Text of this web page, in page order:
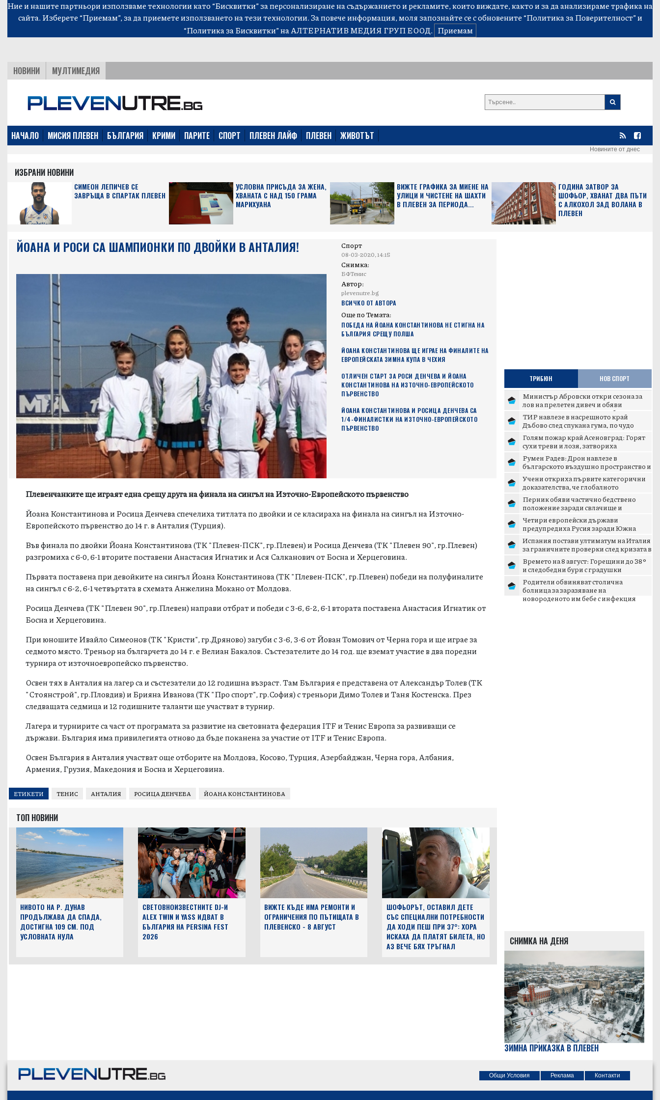
Ние и нашите партньори използваме технологии като “Бисквитки” за персонализиране на съдържанието и рекламите, които виждате, както и за да анализираме трафика на
сайта. Изберете “Приемам”, за да приемете използването на тези технологии. За повече информация, моля запознайте се с обновените“Политика за Поверителност”и
“Политика за Бисквитки”на АЛТЕРНАТИВ МЕДИЯ ГРУП ЕООД. Приемам
НОВИНИ МУЛТИМЕДИЯ
НАЧАЛО МИСИЯ ПЛЕВЕН БЪЛГАРИЯ КРИМИ ПАРИТЕ СПОРТ ПЛЕВЕН ЛАЙФ ПЛЕВЕН ЖИВОТЪТ
Новините от днес
ИЗБРАНИ НОВИНИ
СИМЕОН ЛЕПИЧЕВ СЕ
ЗАВРЪЩА В СПАРТАК ПЛЕВЕН
УСЛОВНА ПРИСЪДА ЗА ЖЕНА,
ХВАНАТА С НАД 150 ГРАМА
МАРИХУАНА
ВИЖТЕ ГРАФИКА ЗА МИЕНЕ НА
УЛИЦИ И ЧИСТЕНЕ НА ШАХТИ
В ПЛЕВЕН ЗА ПЕРИОДА...
ГОДИНА ЗАТВОР ЗА
ШОФЬОР, ХВАНАТ ДВА ПЪТИ
С АЛКОХОЛ ЗАД ВОЛАНА В
ПЛЕВЕН
ЙОАНА И РОСИ СА ШАМПИОНКИ ПО ДВОЙКИ В АНТАЛИЯ! Спорт
08-03-2020, 14:15
Снимка:
БФТенис
Автор:
plevenutre.bg
ВСИЧКО ОТ АВТОРА
Още по Темата:
ПОБЕДА НА ЙОАНА КОНСТАНТИНОВА НЕ СТИГНА НА
БЪЛГАРИЯ СРЕЩУ ПОЛША
ЙОАНА КОНСТАНТИНОВА ЩЕ ИГРАЕ НА ФИНАЛИТЕ НА
ЕВРОПЕЙСКАТА ЗИМНА КУПА В ЧЕХИЯ
ОТЛИЧЕН СТАРТ ЗА РОСИ ДЕНЧЕВА И ЙОАНА
КОНСТАНТИНОВА НА ИЗТОЧНО-ЕВРОПЕЙСКОТО
ПЪРВЕНСТВО
ЙОАНА КОНСТАНТИНОВА И РОСИЦА ДЕНЧЕВА СА
1/4-ФИНАЛИСТКИ НА ИЗТОЧНО-ЕВРОПЕЙСКОТО
ПЪРВЕНСТВО
Плевенчанките ще играят една срещу друга на финала на сингъл на Източно-Европейското първенство
Йоана Константинова и Росица Денчева спечелиха титлата по двойки и се класираха на финала на сингъл на Източно-
Европейското първенство до 14 г. в Анталия (Турция).
Във финала по двойки Йоана Константинова (ТК "Плевен-ПСК", гр.Плевен) и Росица Денчева (ТК "Плевен 90", гр.Плевен)
разгромиха с 6-0, 6-1 вторите поставени Анастасия Игнатик и Ася Салканович от Босна и Херцеговина.
Първата поставена при девойките на сингъл Йоана Константинова (ТК "Плевен-ПСК", гр.Плевен) победи на полуфиналите
на сингъл с 6-2, 6-1 четвъртата в схемата Анжелина Мокано от Молдова.
Росица Денчева (ТК "Плевен 90", гр.Плевен) направи отбрат и победи с 3-6, 6-2, 6-1 втората поставена Анастасия Игнатик от
Босна и Херцеговина.
При юношите Ивайло Симеонов (ТК "Кристи", гр.Дряново) загуби с 3-6, 3-6 от Йован Томович от Черна гора и ще играе за
седмото място. Треньор на българчета до 14 г. е Велиан Бакалов. Състезателите до 14 год. ще вземат участие в два поредни
турнира от източноевропейско първенство.
Освен тях в Анталия на лагер са и състезатели до 12 годишна възраст. Там България е представена от Александър Толев (ТК
"Стоянстрой", гр.Пловдив) и Брияна Иванова (ТК "Про спорт", гр.София) с треньори Димо Толев и Таня Костенска. През
следващата седмица и 12 годишните таланти ще участват в турнир.
Лагера и турнирите са част от програмата за развитие на световната федерация ITF и Тенис Европа за развиващи се
държави. България има привилегията отново да бъде поканена за участие от ITF и Тенис Европа.
Освен България в Анталия участват още отборите на Молдова, Косово, Турция, Азербайджан, Черна гора, Албания,
Армения, Грузия, Македония и Босна и Херцеговина.
ЕТИКЕТИ ТЕНИС АНТАЛИЯ РОСИЦА ДЕНЧЕВА ЙОАНА КОНСТАНТИНОВА
ТОП НОВИНИ
НИВОТО НА Р. ДУНАВ
ПРОДЪЛЖАВА ДА СПАДА,
ДОСТИГНА 109 СМ. ПОД
УСЛОВНАТА НУЛА
СВЕТОВНОИЗВЕСТНИТЕ DJ-И
ALEX TWIN И YASS ИДВАТ В
БЪЛГАРИЯ НА PERSINA FEST
2026
ВИЖТЕ КЪДЕ ИМА РЕМОНТИ И
ОГРАНИЧЕНИЯ ПО ПЪТИЩАТА В
ПЛЕВЕНСКО - 8 АВГУСТ
ШОФЬОРЪТ, ОСТАВИЛ ДЕТЕ
СЪС СПЕЦИАЛНИ ПОТРЕБНОСТИ
ДА ХОДИ ПЕШ ПРИ 37°: ХОРА
ИСКАХА ДА ПЛАТЯТ БИЛЕТА, НО
АЗ ВЕЧЕ БЯХ ТРЪГНАЛ
ТРИБЮН НОВ СПОРТ
Министър Абровски откри сезона за
лов на прелетен дивеч и обяви
дигитализация на ловните б...
ТИР навлезе в насрещното край
Дъбово след спукана гума, по чудо
няма жертви
Голям пожар край Асеновград: Горят
сухи треви и лозя, затвориха
околовръстния път
Румен Радев: Дрон навлезе в
българското въздушно пространство и
се взриви край границата с...
Учени откриха първите категорични
доказателства, че глобалното
затопляне се ускорява
Перник обяви частично бедствено
положение заради свлачище и
пропаднал път
Четири европейски държави
предупредиха Русия заради Южна
Осетия
Испания постави ултиматум на Италия
за граничните проверки след кризата в
Сеута
Времето на 8 август: Горещини до 38°
и следобедни бури с градушки
Родители обвиняват столична
болница за заразяване на
новороденото им бебе с инфекция
СНИМКА НА ДЕНЯ
ЗИМНА ПРИКАЗКА В ПЛЕВЕН
Общи Условия Реклама Контакти